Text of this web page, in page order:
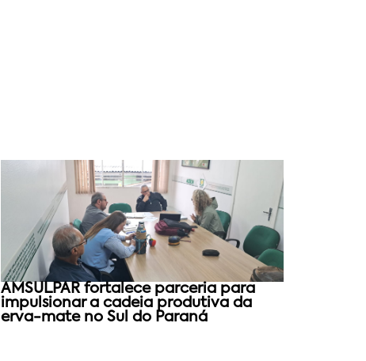
AMSULPAR fortalece parceria para
impulsionar a cadeia produtiva da
erva-mate no Sul do Paraná